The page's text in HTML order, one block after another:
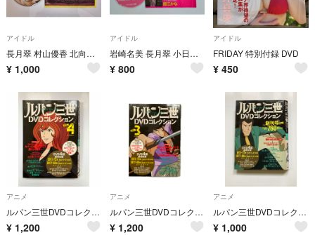
アイドル
長月翠 村山優香 北向珠夕 FRIDAYメイキングムービー 64分 2022年12月16日号 特別付録
¥ 1,000
アイドル
岩崎名美 長月翠 小日向ゆか ゆうちゃみ 他 メイキング DVD 62分 FRIDAY 2022年4月1日 8日合併号 特別付録
¥ 800
アイドル
FRIDAY 特別付録 DVD
¥ 450
アニメ
ルパン三世DVDコレクション VOL.4
¥ 1,200
アニメ
ルパン三世DVDコレクション VOL.3
¥ 1,200
アニメ
ルパン三世DVDコレクション VOL.1
¥ 1,000